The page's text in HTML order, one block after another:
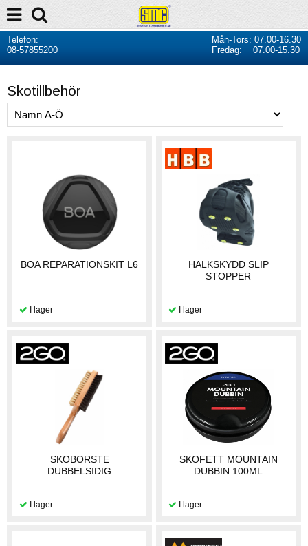
Telefon:
08-57855200
Mån-Tors: 07.00-16.30
Fredag: 07.00-15.30
Skotillbehör
BOA REPARATIONSKIT L6
HALKSKYDD SLIP
STOPPER
SKOBORSTE
DUBBELSIDIG
SKOFETT MOUNTAIN
DUBBIN 100ML